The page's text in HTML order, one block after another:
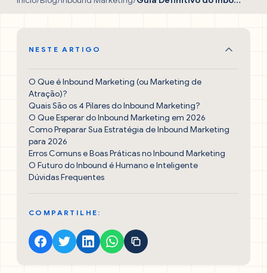
NESTE ARTIGO
O Que é Inbound Marketing (ou Marketing de
Atração)?
Quais São os 4 Pilares do Inbound Marketing?
O Que Esperar do Inbound Marketing em 2026
Como Preparar Sua Estratégia de Inbound Marketing
para 2026
Erros Comuns e Boas Práticas no Inbound Marketing
O Futuro do Inbound é Humano e Inteligente
Dúvidas Frequentes
COMPARTILHE: